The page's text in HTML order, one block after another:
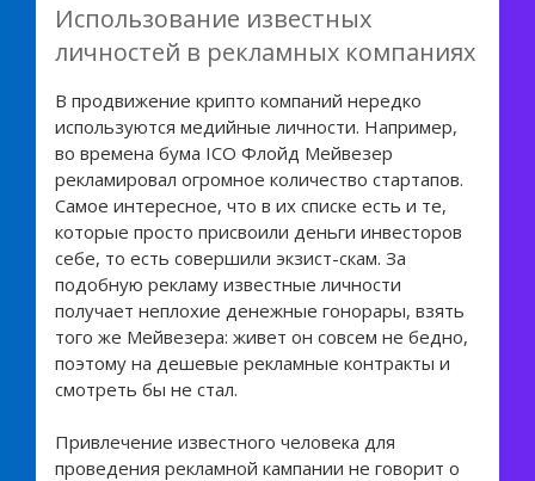
Использование известных
личностей в рекламных компаниях
В продвижение крипто компаний нередко
используются медийные личности. Например,
во времена бума ICO Флойд Мейвезер
рекламировал огромное количество стартапов.
Самое интересное, что в их списке есть и те,
которые просто присвоили деньги инвесторов
себе, то есть совершили экзист-скам. За
подобную рекламу известные личности
получает неплохие денежные гонорары, взять
того же Мейвезера: живет он совсем не бедно,
поэтому на дешевые рекламные контракты и
смотреть бы не стал.
Привлечение известного человека для
проведения рекламной кампании не говорит о